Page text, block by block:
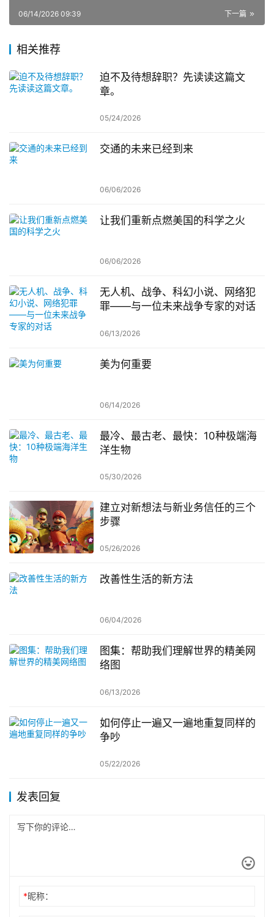
下一篇
06/14/2026 09:39
相关推荐
迫不及待想辞职？先读读这篇文
章。
05/24/2026
交通的未来已经到来
06/06/2026
让我们重新点燃美国的科学之火
06/06/2026
无人机、战争、科幻小说、网络犯
罪——与一位未来战争专家的对话
06/13/2026
美为何重要
06/14/2026
最冷、最古老、最快：10种极端海
洋生物
05/30/2026
建立对新想法与新业务信任的三个
步骤
05/26/2026
改善性生活的新方法
06/04/2026
图集：帮助我们理解世界的精美网
络图
06/13/2026
如何停止一遍又一遍地重复同样的
争吵
05/22/2026
发表回复
*昵称：